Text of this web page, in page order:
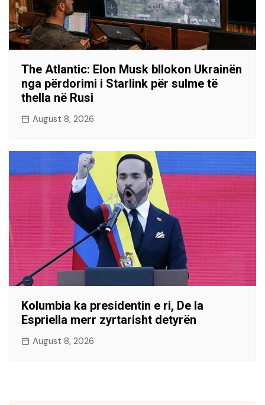
The Atlantic: Elon Musk bllokon Ukrainën
nga përdorimi i Starlink për sulme të
thella në Rusi
August 8, 2026
Kolumbia ka presidentin e ri, De la
Espriella merr zyrtarisht detyrën
August 8, 2026